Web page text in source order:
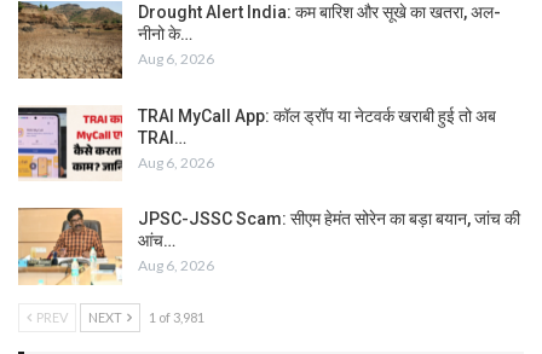
Drought Alert India: कम बारिश और सूखे का खतरा, अल-
नीनो के…
Aug 6, 2026
TRAI MyCall App: कॉल ड्रॉप या नेटवर्क खराबी हुई तो अब
TRAI…
Aug 6, 2026
JPSC-JSSC Scam: सीएम हेमंत सोरेन का बड़ा बयान, जांच की
आंच…
Aug 6, 2026
PREV NEXT 1 of 3,981